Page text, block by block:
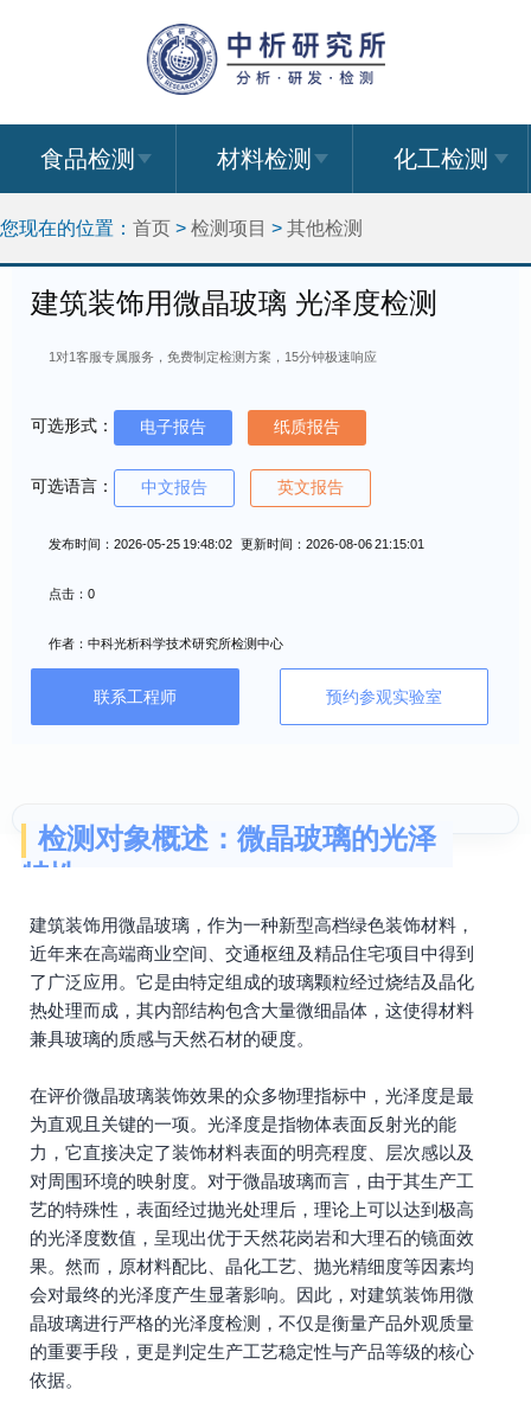
食品检测 材料检测 化工检测
您现在的位置： 首页 > 检测项目 > 其他检测
建筑装饰用微晶玻璃 光泽度检测
1对1客服专属服务，免费制定检测方案，15分钟极速响应
可选形式： 电子报告 纸质报告
可选语言： 中文报告 英文报告
发布时间：2026-05-25 19:48:02 更新时间：2026-08-06 21:15:01
点击：0
作者：中科光析科学技术研究所检测中心
联系工程师 预约参观实验室
检测对象概述：微晶玻璃的光泽
特性
建筑装饰用微晶玻璃，作为一种新型高档绿色装饰材料，
近年来在高端商业空间、交通枢纽及精品住宅项目中得到
了广泛应用。它是由特定组成的玻璃颗粒经过烧结及晶化
热处理而成，其内部结构包含大量微细晶体，这使得材料
兼具玻璃的质感与天然石材的硬度。
在评价微晶玻璃装饰效果的众多物理指标中，光泽度是最
为直观且关键的一项。光泽度是指物体表面反射光的能
力，它直接决定了装饰材料表面的明亮程度、层次感以及
对周围环境的映射度。对于微晶玻璃而言，由于其生产工
艺的特殊性，表面经过抛光处理后，理论上可以达到极高
的光泽度数值，呈现出优于天然花岗岩和大理石的镜面效
果。然而，原材料配比、晶化工艺、抛光精细度等因素均
会对最终的光泽度产生显著影响。因此，对建筑装饰用微
晶玻璃进行严格的光泽度检测，不仅是衡量产品外观质量
的重要手段，更是判定生产工艺稳定性与产品等级的核心
依据。